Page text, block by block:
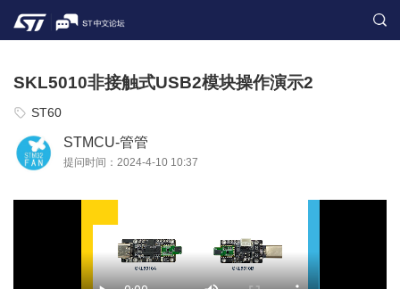
SKL5010非接触式USB2模块操作演示2
ST60
STMCU-管管
提问时间：2024-4-10 10:37